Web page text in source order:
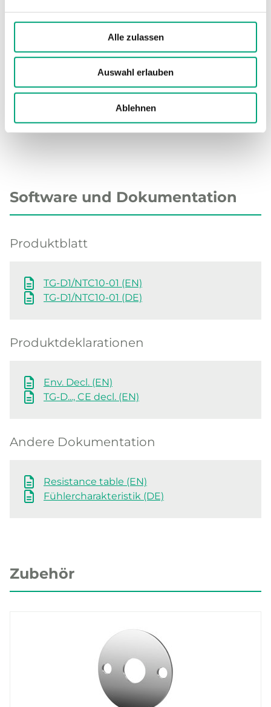
Alle zulassen
Auswahl erlauben
Ablehnen
Schutzhülse
Material, Sensor
Edelstahl EU1.4301
(SUS304, SS2333)
Software und Dokumentation
Produktblatt
TG-D1/NTC10-01 (EN)
TG-D1/NTC10-01 (DE)
Produktdeklarationen
Env. Decl. (EN)
TG-D..., CE decl. (EN)
Andere Dokumentation
Resistance table (EN)
Fühlercharakteristik (DE)
Zubehör